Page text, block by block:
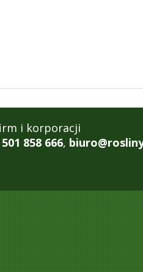
i korporacji
501 858 666,